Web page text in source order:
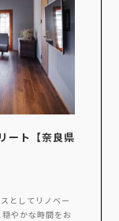
ート【奈良県
としてリノベー
やかな時間をお